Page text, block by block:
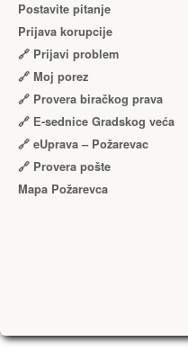
Postavite pitanje
Prijava korupcije
🔗 Prijavi problem
🔗 Moj porez
🔗 Provera biračkog prava
🔗 Е-sednice Gradskog veća
🔗 eUprava – Požarevac
🔗 Provera pošte
Mapa Požarevca